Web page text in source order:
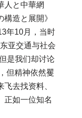
人と中華網
造と展開》
年10月，当时
亚交通与社会
是我们却讨论
但精神依然矍
去找资料、
正如一位知名